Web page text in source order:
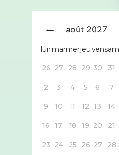
août 2027
lun marmerjeuvensam
26 27 28 29 30 31
2 3 4 5 6 7
9 10 11 12 13 14
16 17 18 19 20 21
23 24 25 26 27 28